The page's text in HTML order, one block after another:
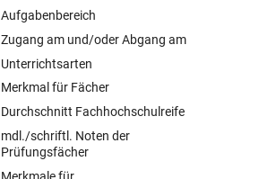
Aufgabenbereich
Zugang am und/oder Abgang am
Unterrichtsarten
Merkmal für Fächer
Durchschnitt Fachhochschulreife
mdl./schriftl. Noten der
Prüfungsfächer
Merkmale für